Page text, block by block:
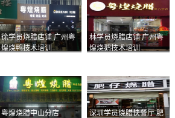
徐学员烧腊店铺 广州粤
煌烧鸭技术培训
林学员烧腊店铺 广州粤
煌烧鹅技术培训
粤煌烧腊中山分店
深圳学员烧腊快餐厅 肥